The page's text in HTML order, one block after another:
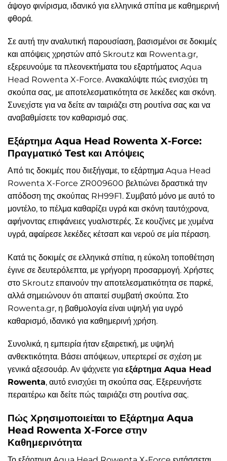
άψογο φινίρισμα, ιδανικό για ελληνικά σπίτια με καθημερινή
φθορά.
Σε αυτή την αναλυτική παρουσίαση, βασισμένοι σε δοκιμές
και απόψεις χρηστών από Skroutz και Rowenta.gr,
εξερευνούμε τα πλεονεκτήματα του εξαρτήματος Aqua
Head Rowenta X-Force. Ανακαλύψτε πώς ενισχύει τη
σκούπα σας, με αποτελεσματικότητα σε λεκέδες και σκόνη.
Συνεχίστε για να δείτε αν ταιριάζει στη ρουτίνα σας και να
αναβαθμίσετε τον καθαρισμό σας.
Εξάρτημα Aqua Head Rowenta X-Force:
Πραγματικό Test και Απόψεις
Από τις δοκιμές που διεξήγαμε, το εξάρτημα Aqua Head
Rowenta X-Force ZR009600 βελτιώνει δραστικά την
απόδοση της σκούπας RH99F1. Συμβατό μόνο με αυτό το
μοντέλο, το πέλμα καθαρίζει υγρά και σκόνη ταυτόχρονα,
αφήνοντας επιφάνειες γυαλιστερές. Σε κουζίνες με χυμένα
υγρά, αφαίρεσε λεκέδες κέτσαπ και νερού σε μία πέραση.
Κατά τις δοκιμές σε ελληνικά σπίτια, η εύκολη τοποθέτηση
έγινε σε δευτερόλεπτα, με γρήγορη προσαρμογή. Χρήστες
στο Skroutz επαινούν την αποτελεσματικότητα σε παρκέ,
αλλά σημειώνουν ότι απαιτεί συμβατή σκούπα. Στο
Rowenta.gr, η βαθμολογία είναι υψηλή για υγρό
καθαρισμό, ιδανικό για καθημερινή χρήση.
Συνολικά, η εμπειρία ήταν εξαιρετική, με υψηλή
ανθεκτικότητα. Βάσει απόψεων, υπερτερεί σε σχέση με
γενικά αξεσουάρ. Αν ψάχνετε για εξάρτημα Aqua Head
Rowenta, αυτό ενισχύει τη σκούπα σας. Εξερευνήστε
περαιτέρω και δείτε πώς ταιριάζει στη ρουτίνα σας.
Πώς Χρησιμοποιείται το Εξάρτημα Aqua
Head Rowenta X-Force στην
Καθημερινότητα